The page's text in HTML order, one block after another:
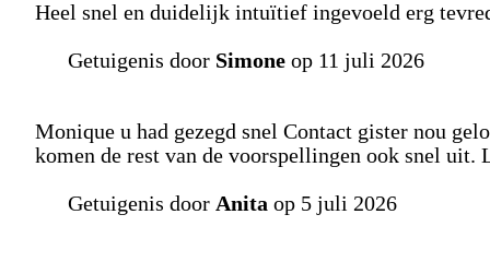
Heel snel en duidelijk intuïtief ingevoeld erg
Getuigenis door Simone op 11 juli 2026
Monique u had gezegd snel Contact gister nou
komen de rest van de voorspellingen ook snel uit.
Getuigenis door Anita op 5 juli 2026